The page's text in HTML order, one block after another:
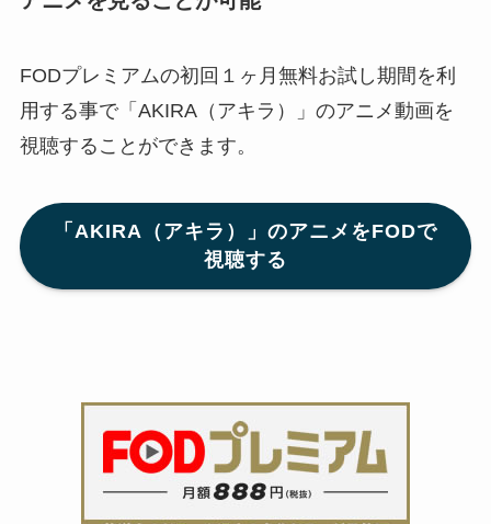
FODプレミアムの初回１ヶ月無料お試し期間を利
用する事で「AKIRA（アキラ）」のアニメ動画を
視聴することができます。
「AKIRA（アキラ）」のアニメをFODで
視聴する